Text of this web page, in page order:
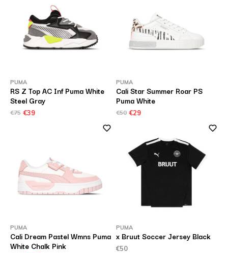
PUMA
RS Z Top AC Inf Puma White
Steel Gray
€75 €39
PUMA
Cali Star Summer Roar PS
Puma White
€50 €29
PUMA
Cali Dream Pastel Wmns Puma
White Chalk Pink
PUMA
x Bruut Soccer Jersey Black
€50